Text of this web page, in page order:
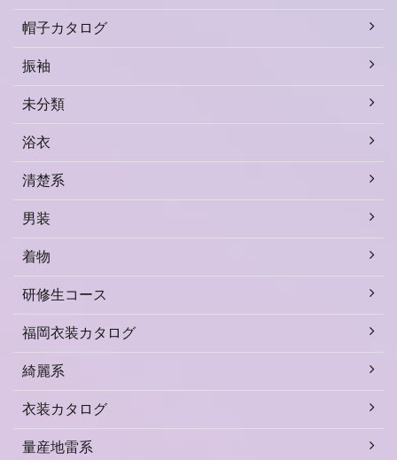
帽子カタログ
振袖
未分類
浴衣
清楚系
男装
着物
研修生コース
福岡衣装カタログ
綺麗系
衣装カタログ
量産地雷系